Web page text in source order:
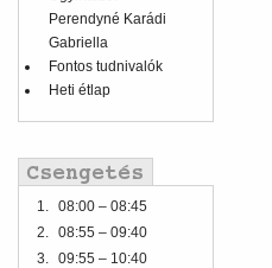
Perendyné Karádi
Gabriella
Fontos tudnivalók
Heti étlap
1. 08:00 – 08:45
2. 08:55 – 09:40
3. 09:55 – 10:40